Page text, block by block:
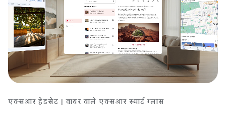
एक्सआर हेडसेट | वायर वाले एक्सआर स्मार्ट ग्लास